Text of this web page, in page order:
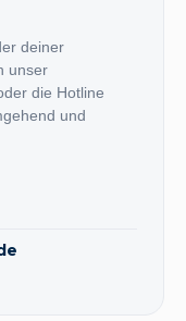
deiner
unser
die Hotline
und